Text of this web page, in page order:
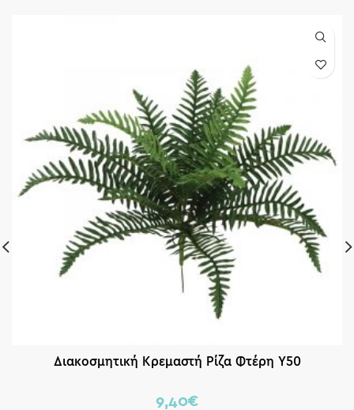
Διακοσμητική Κρεμαστή Ρίζα Φτέρη Υ50
9,40€